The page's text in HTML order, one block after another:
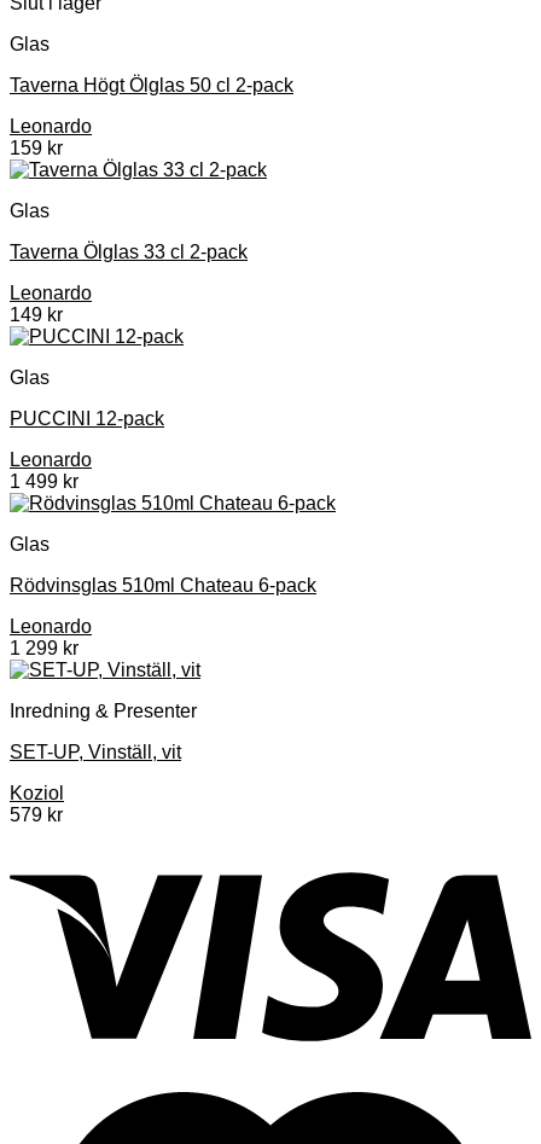
Glas
Taverna Högt Ölglas 50 cl 2-pack
Leonardo
159 kr
Glas
Taverna Ölglas 33 cl 2-pack
Leonardo
149 kr
Glas
PUCCINI 12-pack
Leonardo
1 499 kr
Glas
Rödvinsglas 510ml Chateau 6-pack
Leonardo
1 299 kr
Inredning & Presenter
SET-UP, Vinställ, vit
Koziol
579 kr